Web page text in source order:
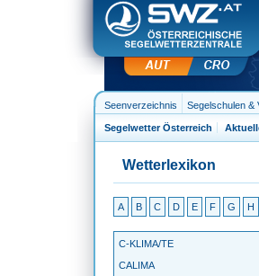
Seenverzeichnis Segelschulen &
Segelwetter Österreich
Wetterlexikon
A B C D E F G H
C-KLIMA/TE
CALIMA